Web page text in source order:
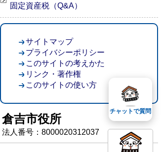
固定資産税（Q&A）
サイトマップ
プライバシーポリシー
このサイトの考えかた
リンク・著作権
このサイトの使い方
倉吉市役所
法人番号：8000020312037
チャットで質問